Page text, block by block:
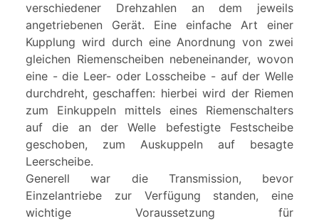
verschiedener Drehzahlen an dem jeweils
angetriebenen Gerät. Eine einfache Art einer
Kupplung wird durch eine Anordnung von zwei
gleichen Riemenscheiben nebeneinander, wovon
eine - die Leer- oder Losscheibe - auf der Welle
durchdreht, geschaffen: hierbei wird der Riemen
zum Einkuppeln mittels eines Riemenschalters
auf die an der Welle befestigte Festscheibe
geschoben, zum Auskuppeln auf besagte
Leerscheibe.
Generell war die Transmission, bevor
Einzelantriebe zur Verfügung standen, eine
wichtige Voraussetzung für